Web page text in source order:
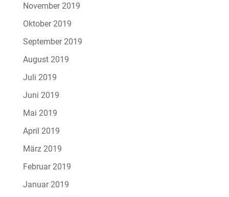
November 2019
Oktober 2019
September 2019
August 2019
Juli 2019
Juni 2019
Mai 2019
April 2019
März 2019
Februar 2019
Januar 2019